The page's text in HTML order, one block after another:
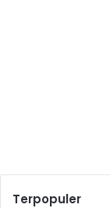
Terpopuler